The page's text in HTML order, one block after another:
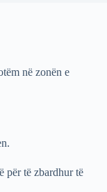
në zonën e
për të zbardhur të